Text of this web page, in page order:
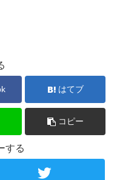
はてブ
コピー
する